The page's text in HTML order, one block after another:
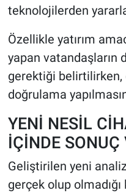
teknolojilerden
Özellikle yatırım
yapan vatandaşların
gerektiği
doğrulama
YENİ NESİL
İÇİNDE SONUÇ
Geliştirilen yeni
gerçek olup
MAGAZİN
Bilim, Teknoloji